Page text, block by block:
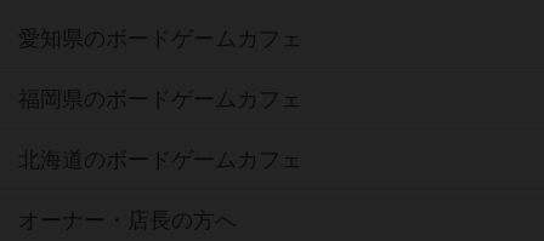
愛知県のボードゲームカフェ
福岡県のボードゲームカフェ
北海道のボードゲームカフェ
オーナー・店長の方へ